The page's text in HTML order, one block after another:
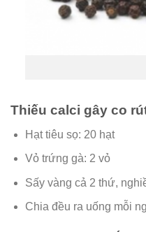
Thiếu calci gây co
Hạt tiêu sọ: 20 hạt
Vỏ trứng gà: 2 vỏ
Sấy vàng cả 2 thứ,
Chia đều ra uống mỗi